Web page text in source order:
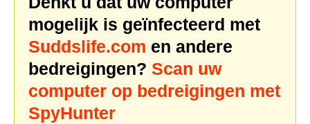
mogelijk is geïnfecteerd met
Suddslife.com en andere
bedreigingen? Scan uw
computer op bedreigingen met
SpyHunter